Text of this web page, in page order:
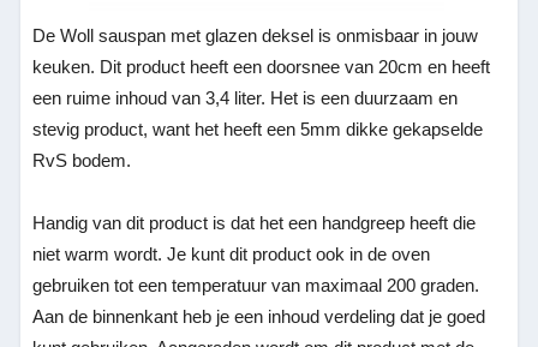
De Woll sauspan met glazen deksel is onmisbaar in jouw
keuken. Dit product heeft een doorsnee van 20cm en heeft
een ruime inhoud van 3,4 liter. Het is een duurzaam en
stevig product, want het heeft een 5mm dikke gekapselde
RvS bodem.
Handig van dit product is dat het een handgreep heeft die
niet warm wordt. Je kunt dit product ook in de oven
gebruiken tot een temperatuur van maximaal 200 graden.
Aan de binnenkant heb je een inhoud verdeling dat je goed